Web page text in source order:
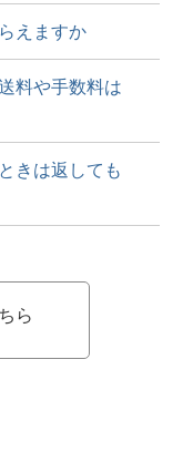
えますか
料や手数料は
きは返しても
ら